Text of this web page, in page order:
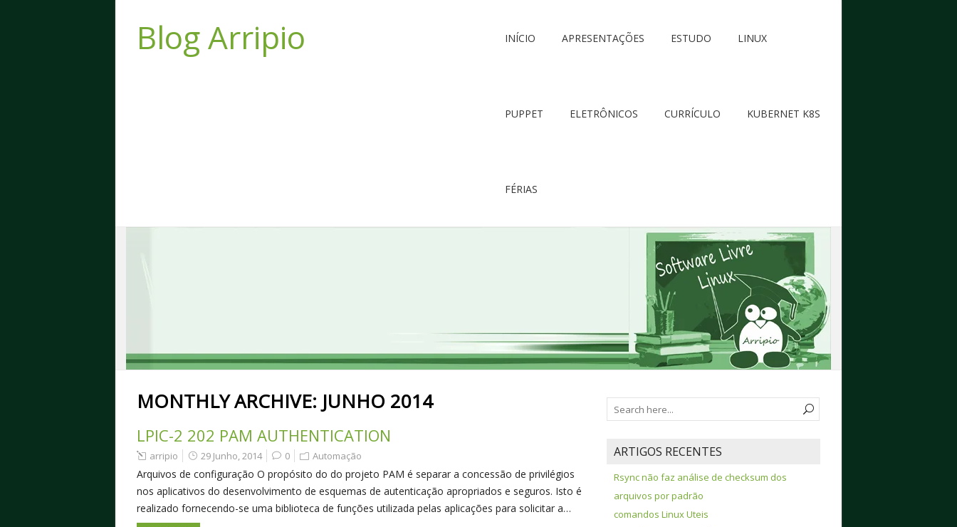
Blog Arripio INÍCIO APRESENTAÇÕES ESTUDO LINUX
PUPPET ELETRÔNICOS CURRÍCULO KUBERNET K8S
FÉRIAS
MONTHLY ARCHIVE: JUNHO 2014
LPIC-2 202 PAM AUTHENTICATION
arripio 29 Junho, 2014 0 Automação
Arquivos de configuração O propósito do do projeto PAM é separar a concessão de privilégios
nos aplicativos do desenvolvimento de esquemas de autenticação apropriados e seguros. Isto é
realizado fornecendo-se uma biblioteca de funções utilizada pelas aplicações para solicitar a…
ARTIGOS RECENTES
Rsync não faz análise de checksum dos
arquivos por padrão
comandos Linux Uteis